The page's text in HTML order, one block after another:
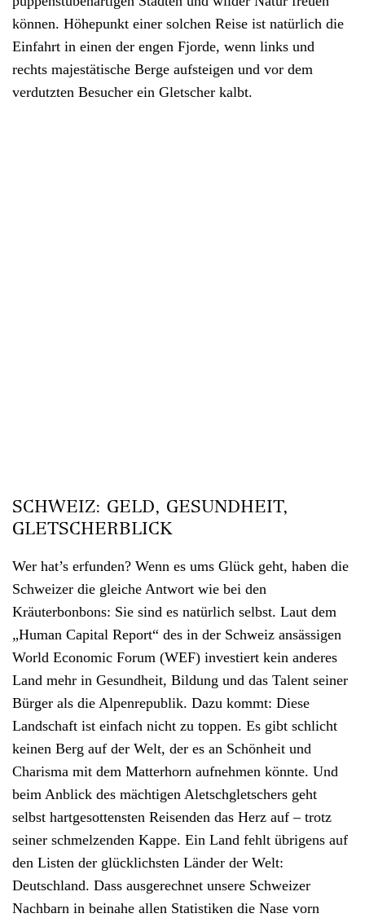
können. Höhepunkt einer solchen Reise ist natürlich die
Einfahrt in einen der engen Fjorde, wenn links und
rechts majestätische Berge aufsteigen und vor dem
verdutzten Besucher ein Gletscher kalbt.
SCHWEIZ: GELD, GESUNDHEIT,
GLETSCHERBLICK
Wer hat’s erfunden? Wenn es ums Glück geht, haben die
Schweizer die gleiche Antwort wie bei den
Kräuterbonbons: Sie sind es natürlich selbst. Laut dem
„Human Capital Report“ des in der Schweiz ansässigen
World Economic Forum (WEF) investiert kein anderes
Land mehr in Gesundheit, Bildung und das Talent seiner
Bürger als die Alpenrepublik. Dazu kommt: Diese
Landschaft ist einfach nicht zu toppen. Es gibt schlicht
keinen Berg auf der Welt, der es an Schönheit und
Charisma mit dem Matterhorn aufnehmen könnte. Und
beim Anblick des mächtigen Aletschgletschers geht
selbst hartgesottensten Reisenden das Herz auf – trotz
seiner schmelzenden Kappe. Ein Land fehlt übrigens auf
den Listen der glücklichsten Länder der Welt:
Deutschland. Dass ausgerechnet unsere Schweizer
Nachbarn in beinahe allen Statistiken die Nase vorn